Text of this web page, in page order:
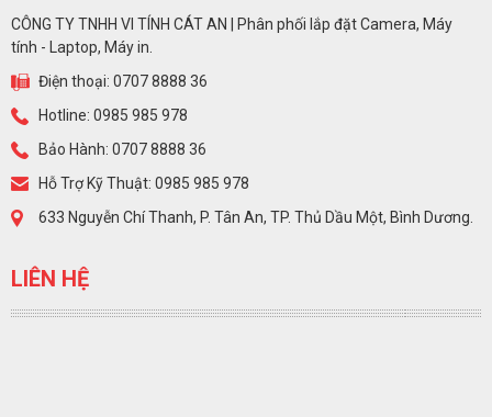
CÔNG TY TNHH VI TÍNH CÁT AN | Phân phối lắp đặt Camera, Máy
tính - Laptop, Máy in.
Điện thoại: 0707 8888 36
Hotline: 0985 985 978
Bảo Hành: 0707 8888 36
Hỗ Trợ Kỹ Thuật: 0985 985 978
633 Nguyễn Chí Thanh, P. Tân An, TP. Thủ Dầu Một, Bình Dương.
LIÊN HỆ